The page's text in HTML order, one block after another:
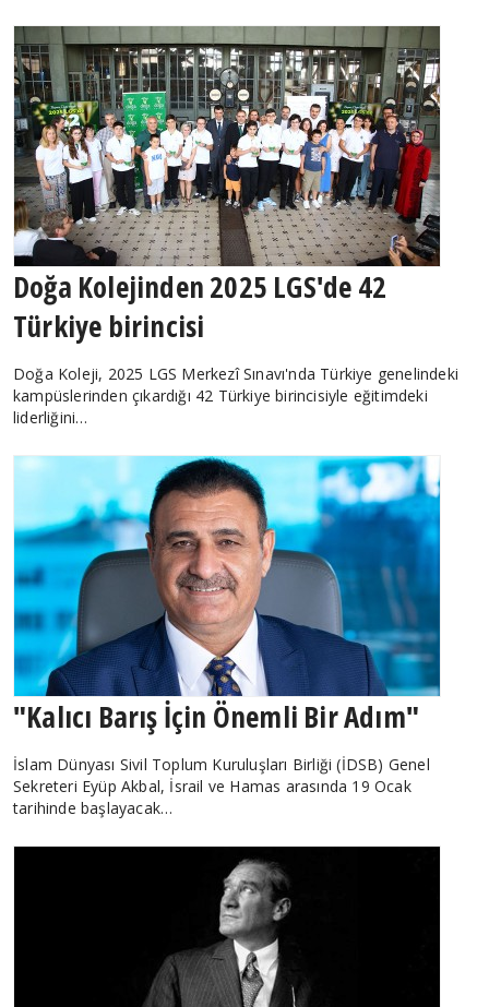
Doğa Kolejinden 2025 LGS'de 42
Türkiye birincisi
Doğa Koleji, 2025 LGS Merkezî Sınavı'nda Türkiye genelindeki
kampüslerinden çıkardığı 42 Türkiye birincisiyle eğitimdeki
liderliğini…
"Kalıcı Barış İçin Önemli Bir Adım"
İslam Dünyası Sivil Toplum Kuruluşları Birliği (İDSB) Genel
Sekreteri Eyüp Akbal, İsrail ve Hamas arasında 19 Ocak
tarihinde başlayacak…